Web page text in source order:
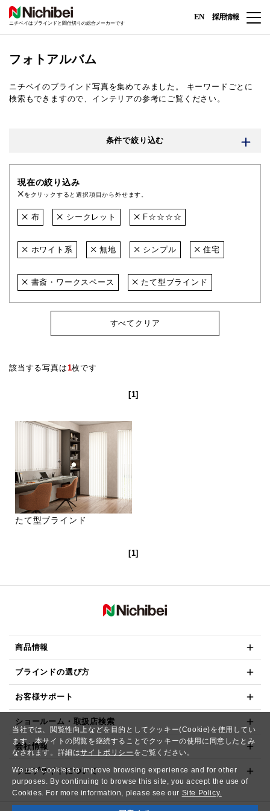
当社では、閲覧性向上などを目的としてクッキー(Cookie)を使用してい
ます。本サイトの閲覧を継続することでクッキーの使用に同意したとみ
なされます。詳細はサイトポリシー をご覧ください。
We use Cookies to improve browsing experience and for other
purposes. By continuing to browse this site, you accept the use of
Cookies. For more information, please see our Site Policy.
ニチベイはブラインドと間仕切りの総合メーカーです
EN 採用情報
フォトアルバム
ニチベイのブラインド写真を集めてみました。
キーワードごとに
検索もできますので、インテリアの参考にご覧ください。
条件で絞り込む
現在の絞り込み
をクリックすると選択項目から外せます。
布 シークレット F☆☆☆☆
ホワイト系 無地 シンプル 住宅
書斎・ワークスペース たて型ブラインド
すべてクリア
該当する写真は1枚です
[1]
たて型ブラインド
[1]
商品情報
ブラインドの選び方
お客様サポート
ショールーム・取扱店検索
会社情報
ウェブサイトについて